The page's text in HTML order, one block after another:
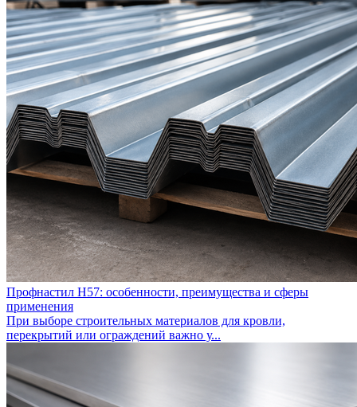
Профнастил Н57: особенности, преимущества и сферы
применения
При выборе строительных материалов для кровли,
перекрытий или ограждений важно у...